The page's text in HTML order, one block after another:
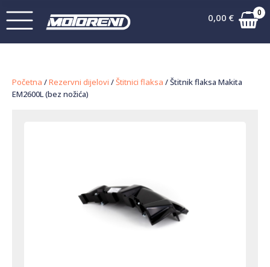
0,00 € 0
Početna /Rezervni dijelovi /Štitnici flaksa / Štitnik flaksa Makita
EM2600L (bez nožića)